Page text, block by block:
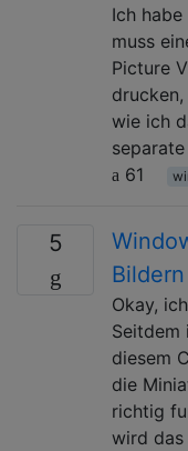
Ich
muss
Picture
wie ich
61
5
Okay,
Seitdem
diesem
die
richtig
wird das